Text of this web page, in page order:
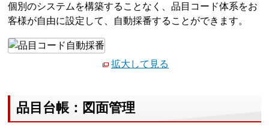
個別のシステムを構築することなく、品目コード体系をお
客様が自由に設定して、自動採番することができます。
拡大して見る
品目台帳：図面管理